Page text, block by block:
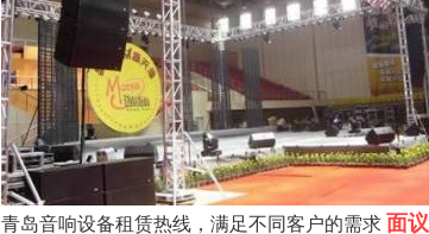
青岛音响设备租赁热线，满足不同客户的需求面议